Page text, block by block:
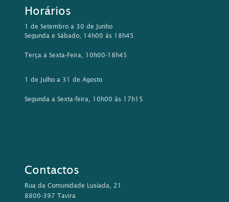
Horários
1 de Setembro a 30 de Junho
Segunda e Sábado, 14h00 às 18h45
Terça a Sexta-Feira, 10h00-18h45
1 de Julho a 31 de Agosto
Segunda a Sexta-feira, 10h00 às 17h15
Contactos
Rua da Comunidade Lusíada, 21
8800-397 Tavira